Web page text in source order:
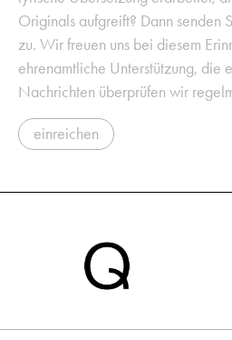
Originals aufgreift? Dann senden
zu. Wir freuen uns bei diesem
ehrenamtliche Unterstützung, die
Nachrichten überprüfen wir
einreichen